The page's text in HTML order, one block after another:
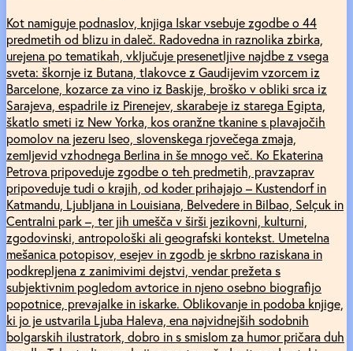
Kot namiguje podnaslov, knjiga Iskar vsebuje zgodbe o 44
predmetih od blizu in daleč. Radovedna in raznolika zbirka,
urejena po tematikah, vključuje presenetljive najdbe z vsega
sveta: škornje iz Butana, tlakovce z Gaudijevim vzorcem iz
Barcelone, kozarce za vino iz Baskije, broško v obliki srca iz
Sarajeva, espadrile iz Pirenejev, skarabeje iz starega Egipta,
škatlo smeti iz New Yorka, kos oranžne tkanine s plavajočih
pomolov na jezeru Iseo, slovenskega rjovečega zmaja,
zemljevid vzhodnega Berlina in še mnogo več. Ko Ekaterina
Petrova pripoveduje zgodbe o teh predmetih, pravzaprav
pripoveduje tudi o krajih, od koder prihajajo – Kustendorf in
Katmandu, Ljubljana in Louisiana, Belvedere in Bilbao, Selçuk in
Centralni park –, ter jih umešča v širši jezikovni, kulturni,
zgodovinski, antropološki ali geografski kontekst. Umetelna
mešanica potopisov, esejev in zgodb je skrbno raziskana in
podkrepljena z zanimivimi dejstvi, vendar prežeta s
subjektivnim pogledom avtorice in njeno osebno biografijo
popotnice, prevajalke in iskarke. Oblikovanje in podoba knjige,
ki jo je ustvarila Ljuba Haleva, ena najvidnejših sodobnih
bolgarskih ilustratork, dobro in s smislom za humor pričara duh